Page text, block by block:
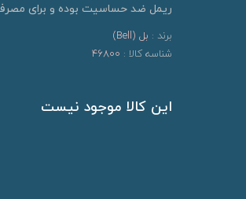
ریمل ضد حساسیت بوده و برای
برند : بل (Bell)
شناسه کالا : 46800
این کالا موجود نیست